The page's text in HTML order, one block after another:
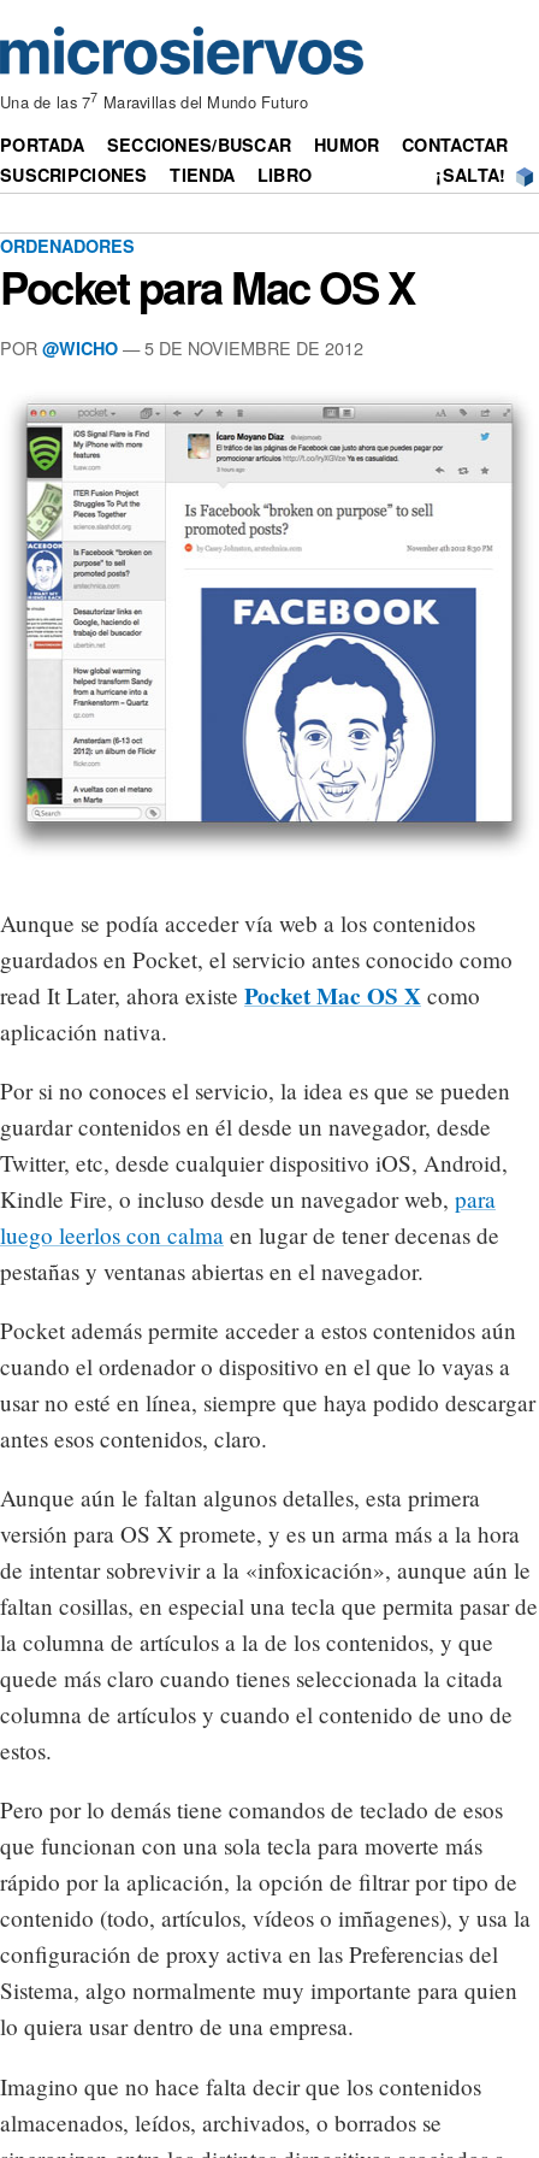
Una de las 77 Maravillas del Mundo Futuro
PORTADA SECCIONES/BUSCAR HUMOR
CONTACTAR
SUSCRIPCIONES
TIENDA LIBRO ¡SALTA!
ORDENADORES
Pocket para Mac OS X
POR @WICHO — 5 DE NOVIEMBRE DE 2012
Aunque se podía acceder vía web a los contenidos
guardados en Pocket, el servicio antes conocido como
read It Later, ahora existe Pocket Mac OS X como
aplicación nativa.
Por si no conoces el servicio, la idea es que se pueden
guardar contenidos en él desde un navegador, desde
Twitter, etc, desde cualquier dispositivo iOS, Android,
Kindle Fire, o incluso desde un navegador web, para
luego leerlos con calma en lugar de tener decenas de
pestañas y ventanas abiertas en el navegador.
Pocket además permite acceder a estos contenidos aún
cuando el ordenador o dispositivo en el que lo vayas a
usar no esté en línea, siempre que haya podido descargar
antes esos contenidos, claro.
Aunque aún le faltan algunos detalles, esta primera
versión para OS X promete, y es un arma más a la hora
de intentar sobrevivir a la «infoxicación», aunque aún le
faltan cosillas, en especial una tecla que permita pasar de
la columna de artículos a la de los contenidos, y que
quede más claro cuando tienes seleccionada la citada
columna de artículos y cuando el contenido de uno de
estos.
Pero por lo demás tiene comandos de teclado de esos
que funcionan con una sola tecla para moverte más
rápido por la aplicación, la opción de filtrar por tipo de
contenido (todo, artículos, vídeos o imñagenes), y usa la
configuración de proxy activa en las Preferencias del
Sistema, algo normalmente muy importante para quien
lo quiera usar dentro de una empresa.
Imagino que no hace falta decir que los contenidos
almacenados, leídos, archivados, o borrados se